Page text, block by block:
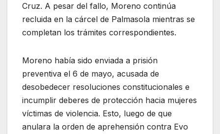
Cruz. A pesar del fallo, Moreno continúa
recluida en la cárcel de Palmasola mientras se
completan los trámites correspondientes.
Moreno había sido enviada a prisión
preventiva el 6 de mayo, acusada de
desobedecer resoluciones constitucionales e
incumplir deberes de protección hacia mujeres
víctimas de violencia. Esto, luego de que
anulara la orden de aprehensión contra Evo